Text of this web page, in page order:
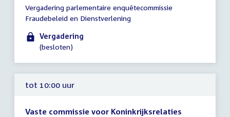
vergadering
10:00
17:30
Vergadering parlementaire enquêtecommissie
Fraudebeleid en Dienstverlening
Vergadering
(besloten)
tot 10:00 uur
Vaste commissie voor Koninkrijksrelaties